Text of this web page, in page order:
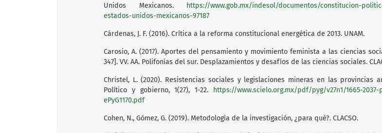
Unidos Mexicanos.
https://www.gob.mx/indesol/documentos/constitucion-
estados-unidos-mexicanos-97187
Cárdenas, J. F. (2016). Crítica a la reforma constitucional energética de 2013. UNAM.
Carosio, A. (2017). Aportes del pensamiento y movimiento feminista a las ciencias
347]. VV. AA. Polifonías del sur. Desplazamientos y desafíos de las ciencias sociales.
Christel, L. (2020). Resistencias sociales y legislaciones mineras en las provincias
Político y gobierno, 1(27), 1-22.
https://www.scielo.org.mx/pdf/pyg/v27n1/1665-2037-
ePyG1170.pdf
Cohen, N., Gómez, G. (2019). Metodología de la investigación, ¿para qué?. CLACSO.